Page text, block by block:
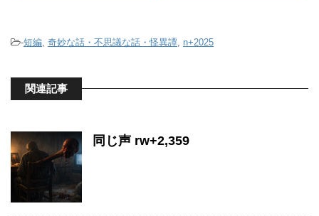
-短編 奇妙な話・不思議な話・怪異譚 n+2025
関連記事
同じ声 rw+2,359